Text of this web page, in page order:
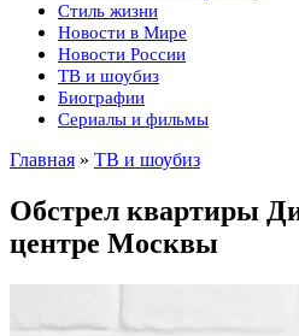
Стиль жизни
Новости в Мире
Новости России
ТВ и шоубиз
Биографии
Сериалы и фильмы
Главная » ТВ и шоубиз
Обстрел квартиры
центре Москвы